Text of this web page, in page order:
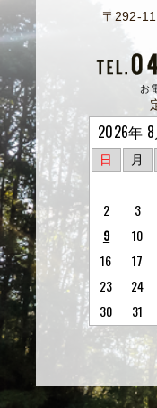
〒292-
お
2026年 8
日 月
2
3
9
10
16
17
23
24
30
31